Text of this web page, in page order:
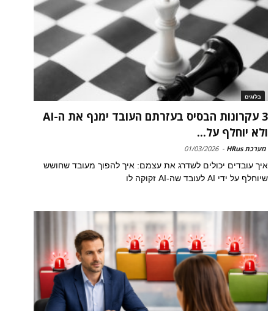
בלוגים
3 עקרונות הבסיס בעזרתם העובד ימנף את ה-AI
ולא יוחלף על...
מערכת HRus -
01/03/2026
איך עובדים יכולים לשדרג את עצמם: איך להפוך מעובד שחושש
שיוחלף על ידי AI לעובד שה-AI זקוקה לו